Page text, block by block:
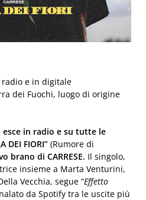
e in digitale
dei Fuochi, luogo di origine
esce in radio e su tutte le
DEI FIORI” (Rumore di
brano di CARRESE. Il singolo,
insieme a Marta Venturini,
Vecchia, segue “Effetto
da Spotify tra le uscite più